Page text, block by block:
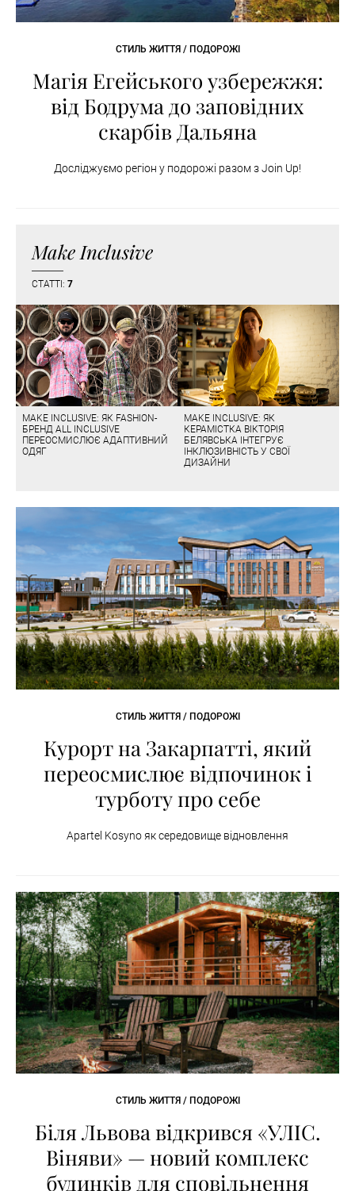
СТИЛЬ ЖИТТЯ / ПОДОРОЖІ
Магія Егейського узбережжя:
від Бодрума до заповідних
скарбів Дальяна
Досліджуємо регіон у подорожі разом з Join Up!
Make Inclusive
СТАТТІ: 7
MAKE INCLUSIVE: ЯК FASHION-
БРЕНД ALL INCLUSIVE
ПЕРЕОСМИСЛЮЄ АДАПТИВНИЙ
ОДЯГ
MAKE INCLUSIVE: ЯК
КЕРАМІСТКА ВІКТОРІЯ
БЕЛЯВСЬКА ІНТЕГРУЄ
ІНКЛЮЗИВНІСТЬ У СВОЇ
ДИЗАЙНИ
СТИЛЬ ЖИТТЯ / ПОДОРОЖІ
Курорт на Закарпатті, який
переосмислює відпочинок і
турботу про себе
Apartel Kosyno як середовище відновлення
СТИЛЬ ЖИТТЯ / ПОДОРОЖІ
Біля Львова відкрився «УЛІС.
Віняви» — новий комплекс
будинків для сповільнення